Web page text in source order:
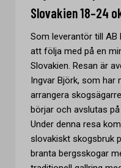
Slovakien 18–24
Som leverantör till AB
att följa med på en
Slovakien. Resan är
Ingvar Björk, som har
arrangera
börjar och avslutas på
Under denna resa
slovakiskt skogsbruk
branta bergsskogar